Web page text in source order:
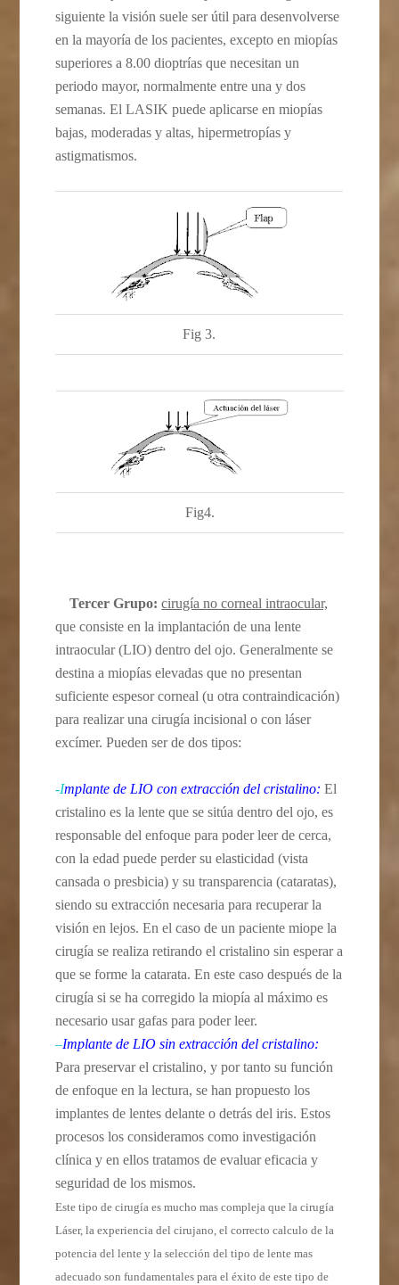
siguiente la visión suele ser útil para desenvolverse
en la mayoría de los pacientes, excepto en miopías
superiores a 8.00 dioptrías que necesitan un
periodo mayor, normalmente entre una y dos
semanas. El LASIK puede aplicarse en miopías
bajas, moderadas y altas, hipermetropías y
astigmatismos.
Fig 3.
Fig4.
Tercer Grupo:cirugía no corneal intraocular,
que consiste en la implantación de una lente
intraocular (LIO) dentro del ojo. Generalmente se
destina a miopías elevadas que no presentan
suficiente espesor corneal (u otra contraindicación)
para realizar una cirugía incisional o con láser
excímer. Pueden ser de dos tipos:
-Implante de LIO con extracción del cristalino: El
cristalino es la lente que se sitúa dentro del ojo, es
responsable del enfoque para poder leer de cerca,
con la edad puede perder su elasticidad (vista
cansada o presbicia) y su transparencia (cataratas),
siendo su extracción necesaria para recuperar la
visión en lejos. En el caso de un paciente miope la
cirugía se realiza retirando el cristalino sin esperar a
que se forme la catarata. En este caso después de la
cirugía si se ha corregido la miopía al máximo es
necesario usar gafas para poder leer.
–Implante de LIO sin extracción del cristalino:
Para preservar el cristalino, y por tanto su función
de enfoque en la lectura, se han propuesto los
implantes de lentes delante o detrás del iris. Estos
procesos los consideramos como investigación
clínica y en ellos tratamos de evaluar eficacia y
seguridad de los mismos.
Este tipo de cirugía es mucho mas compleja que la cirugía
Láser, la experiencia del cirujano, el correcto calculo de la
potencia del lente y la selección del tipo de lente mas
adecuado son fundamentales para el éxito de este tipo de